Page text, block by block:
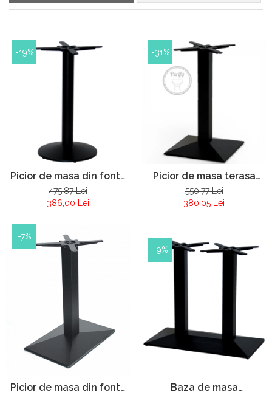
Seturi Terasa
Sezlonguri si Baldachine
Scaune Inalte De Bar
-19%
Picior de masa din fonta
Pur 083
475,87 Lei
386,00 Lei
-31%
Picior de masa terasa
restaurant din fonta Pur
086
550,77 Lei
380,05 Lei
-7%
Picior de masa din fonta
-9%
Baza de masa